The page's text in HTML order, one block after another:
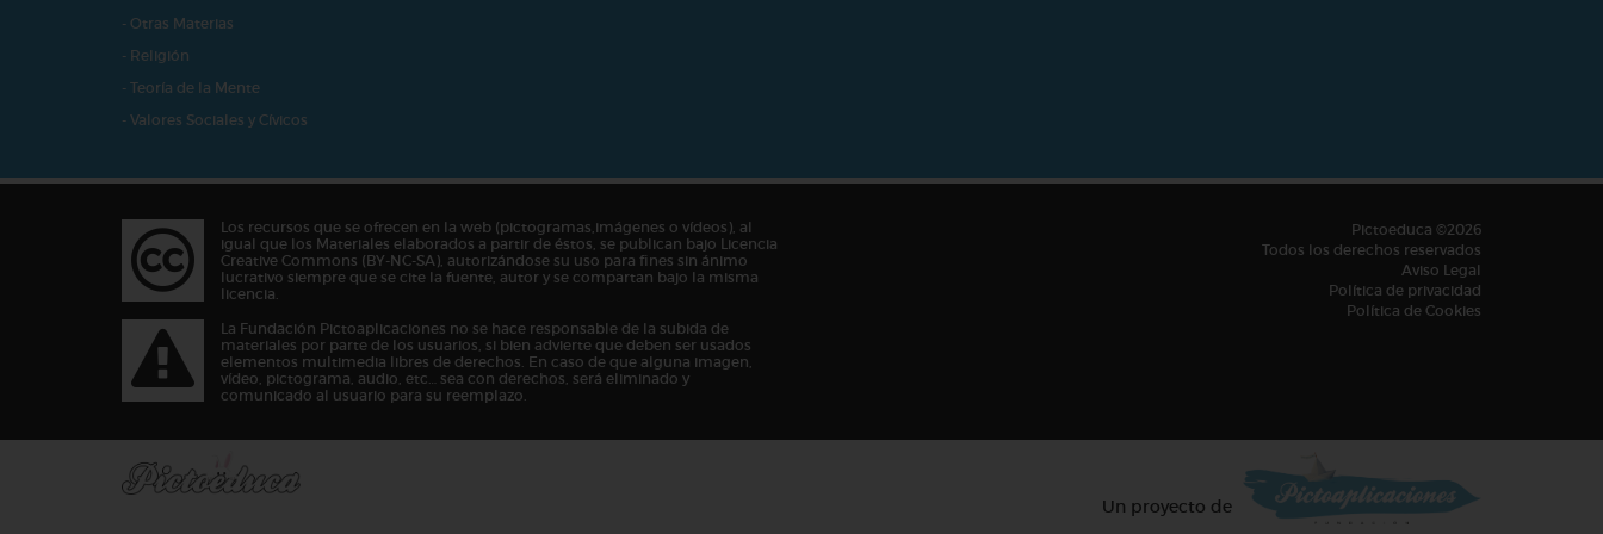
- Otras Materias
- Religión
- Teoría de la Mente
- Valores Sociales y Cívicos
Los recursos que se ofrecen en la web (pictogramas,imágenes o vídeos), al
igual que los Materiales elaborados a partir de éstos, se publican bajo Licencia
Creative Commons (BY-NC-SA), autorizándose su uso para fines sin ánimo
lucrativo siempre que se cite la fuente, autor y se compartan bajo la misma
licencia.
La Fundación Pictoaplicaciones no se hace responsable de la subida de
materiales por parte de los usuarios, si bien advierte que deben ser usados
elementos multimedia libres de derechos. En caso de que alguna imagen,
vídeo, pictograma, audio, etc… sea con derechos, será eliminado y
comunicado al usuario para su reemplazo.
Pictoeduca ©2026
Todos los derechos reservados
Aviso Legal
Política de privacidad
Política de Cookies
Un proyecto de